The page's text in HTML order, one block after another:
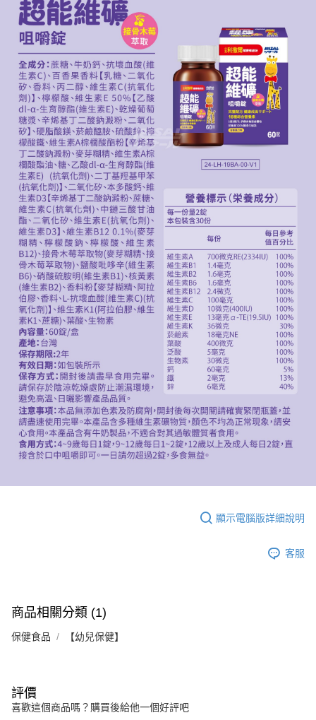
顯示電腦版詳細說明
客服
商品相關分類 (1)
保健食品 【幼兒保健】
評價
喜歡這個商品嗎？購買後給他一個好評吧